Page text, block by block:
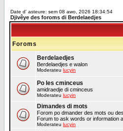
Date d' asteure: sem 08 awo, 2026 18:34:54
Djivêye des foroms di Berdelaedjes
Foroms
Berdelaedjes
Berdelaedjes e walon
Moderateu lucyin
Po les cminceus
amidraedje di cminceus
Moderateu lucyin
Dimandes di mots
Forom po dmander des mots ou
Forum to ask words or information
Moderateu lucyin